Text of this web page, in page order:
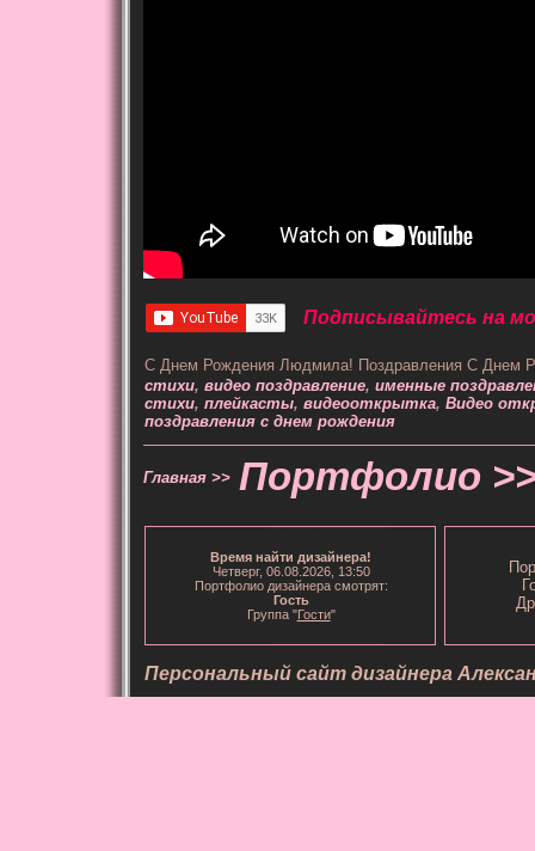
Подписывайтесь на
С Днем Рождения Людмила! Поздравления С Днем
стихи, видео поздравление, именные
стихи, плейкасты, видеооткрытка, Видео
поздравления с днем рождения
Главная >> Портфолио
Время найти дизайнера!
Четверг, 06.08.2026, 13:50
Портфолио дизайнера смотрят:
Гость
Группа "Гости"
Персональный сайт дизайнера